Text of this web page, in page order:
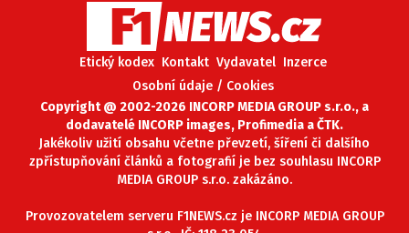
Etický kodex Kontakt Vydavatel Inzerce
Osobní údaje / Cookies
Copyright @ 2002-2026 INCORP MEDIA GROUP s.r.o., a
dodavatelé INCORP images, Profimedia a ČTK.
Jakékoliv užití obsahu včetne převzetí, šíření či dalšího
zpřístupňování článků a fotografií je bez souhlasu INCORP
MEDIA GROUP s.r.o. zakázáno.
Provozovatelem serveru F1NEWS.cz je INCORP MEDIA GROUP